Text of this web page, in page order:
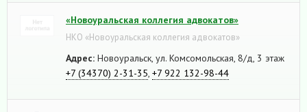
«Новоуральская коллегия адвокатов»
НКО «Новоуральская коллегия адвокатов»
Адрес: Новоуральск, ул. Комсомольская, 8/д, 3 этаж
+7 (34370) 2-31-35 +7 922 132-98-44